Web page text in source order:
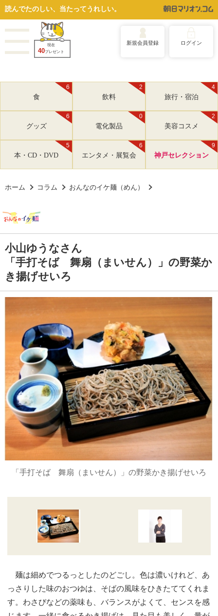
読んでたのしい、当たってうれしい。
現在
40プレゼント
新規会員登録 ログイン
6
食
2
飲料
4
旅行・宿泊
6
グッズ
0
電化製品
2
美容コスメ
5
本・CD・DVD
6
エンタメ・展覧会
9
神戸セレクション
ホーム コラム おんなのイケ麺（めん）
小山ゆうなさん
「手打そば 舞扇（まいせん）」の野菜か
き揚げせいろ
「手打そば 舞扇（まいせん）」の野菜かき揚げせいろ
麺は細めでつるっとしたのどごし。色は濃いけれど、あ
っさりした味のおつゆは、そばの風味をひきたててくれま
す。わさびなどの薬味も、バランスがよくて、センスを感